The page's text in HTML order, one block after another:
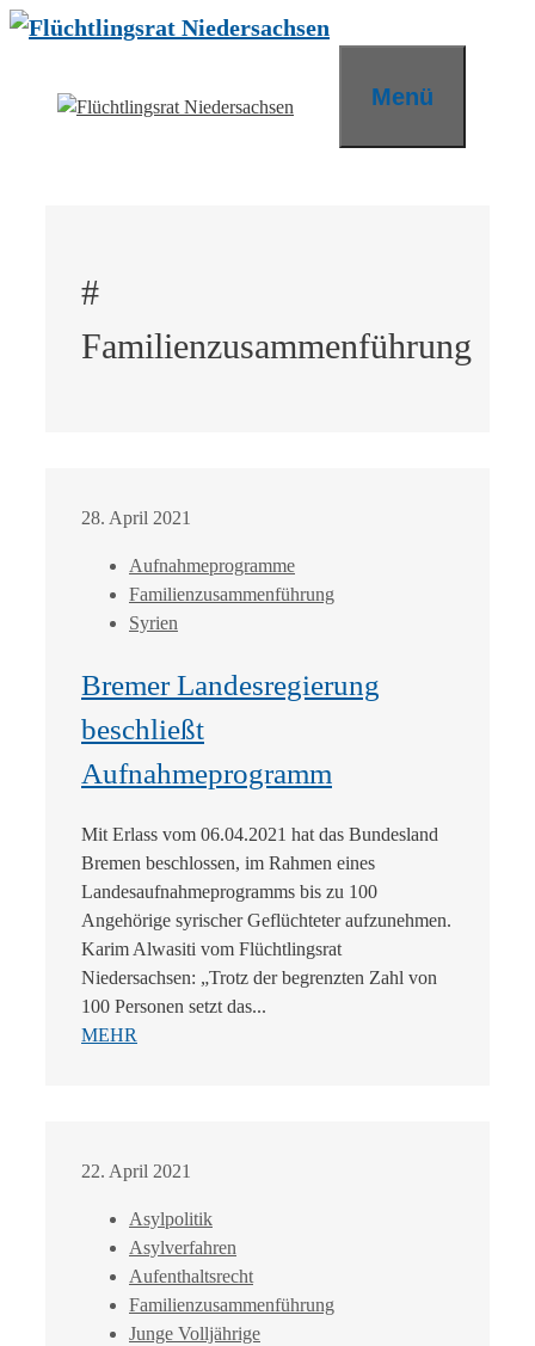
Zum
Menü
#
Familienzusammenführung
28. April 2021
Aufnahmeprogramme
Familienzusammenführung
Syrien
Bremer Landesregierung
beschließt
Aufnahmeprogramm
Mit Erlass vom 06.04.2021 hat das Bundesland
Bremen beschlossen, im Rahmen eines
Landesaufnahmeprogramms bis zu 100
Angehörige syrischer Geflüchteter aufzunehmen.
Karim Alwasiti vom Flüchtlingsrat
Niedersachsen: „Trotz der begrenzten Zahl von
100 Personen setzt das...
MEHR
22. April 2021
Asylpolitik
Asylverfahren
Aufenthaltsrecht
Familienzusammenführung
Junge Volljährige